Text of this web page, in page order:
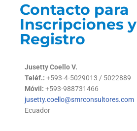
Contacto para
Inscripciones y
Registro
Jusetty Coello V.
Teléf.: +593-4-5029013 / 5022889
Móvil: +593-988731466
jusetty.coello@smrconsultores.com
Ecuador